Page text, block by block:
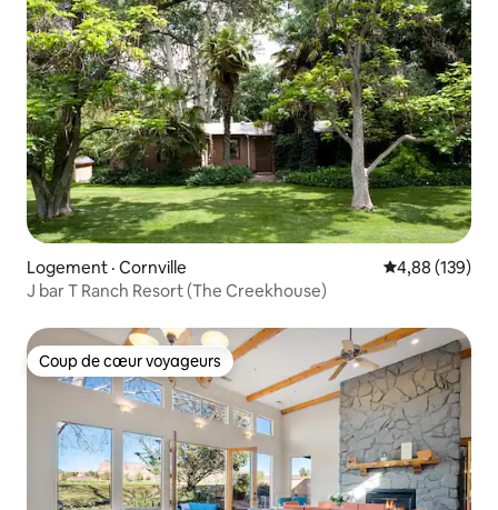
Logement · Cornville Note
4,88 (139)
J bar T Ranch Resort (The Creekhouse)
Coup de cœur voyageurs
Coup de cœur voyageurs